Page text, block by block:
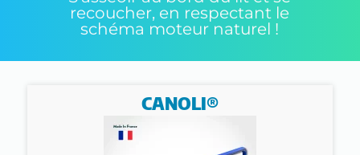
recoucher, en respectant le
schéma moteur naturel !
CANOLI®